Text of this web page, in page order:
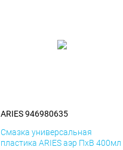
ARIES 946980635
Смазка универсальная
пластика ARIES аэр ПхВ 400мл